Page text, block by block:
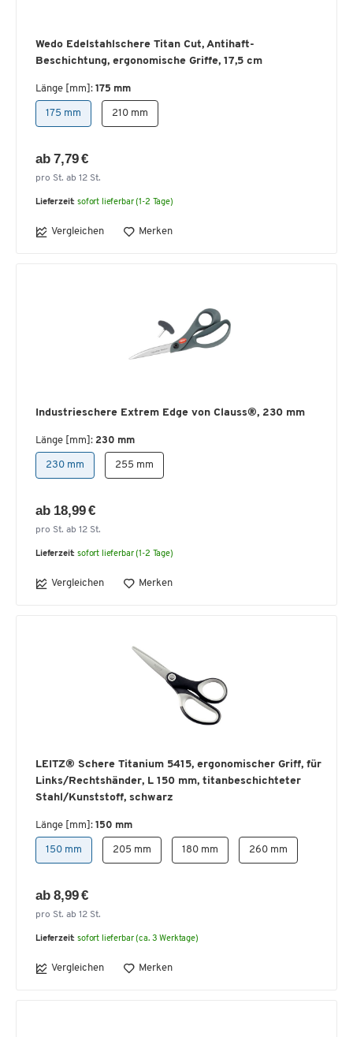
Wedo Edelstahlschere Titan Cut, Antihaft-
Beschichtung, ergonomische Griffe, 17,5 cm
Länge [mm]: 175 mm
175 mm 210 mm
ab 7,79 €
pro St. ab 12 St.
Lieferzeit: sofort lieferbar (1-2 Tage)
Vergleichen Merken
Industrieschere Extrem Edge von Clauss®, 230 mm
Länge [mm]: 230 mm
230 mm 255 mm
ab 18,99 €
pro St. ab 12 St.
Lieferzeit: sofort lieferbar (1-2 Tage)
Vergleichen Merken
LEITZ® Schere Titanium 5415, ergonomischer Griff, für
Links/Rechtshänder, L 150 mm, titanbeschichteter
Stahl/Kunststoff, schwarz
Länge [mm]: 150 mm
150 mm 205 mm 180 mm 260 mm
ab 8,99 €
pro St. ab 12 St.
Lieferzeit: sofort lieferbar (ca. 3 Werktage)
Vergleichen Merken